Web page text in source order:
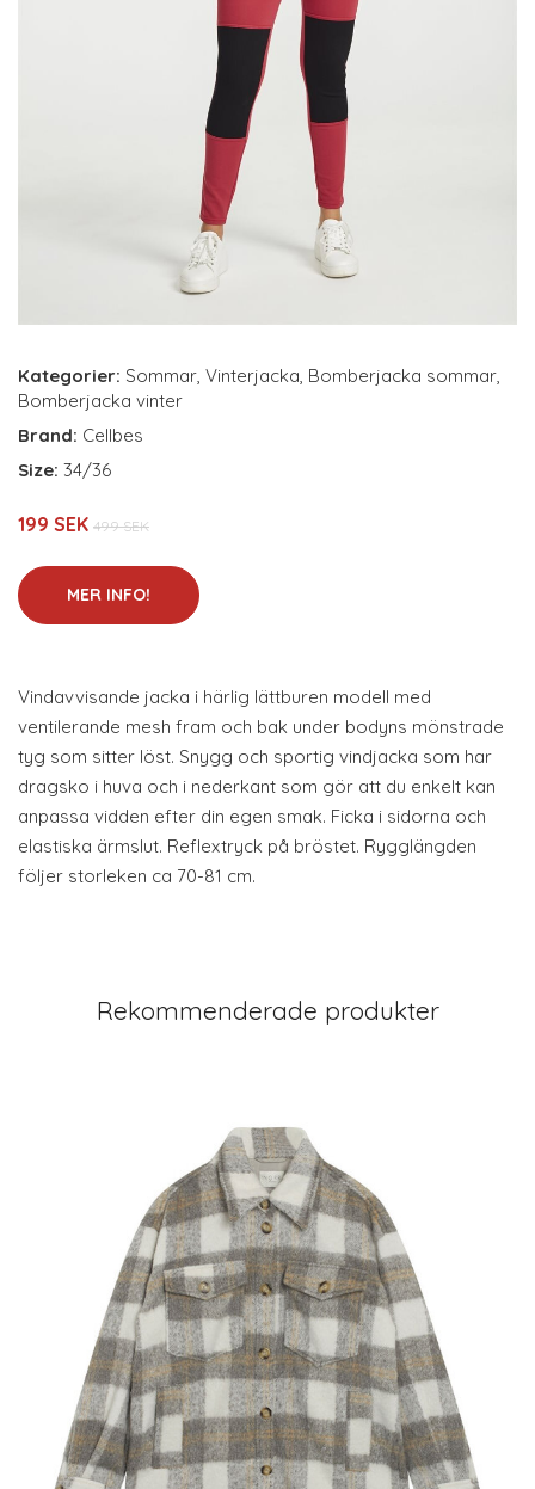
Kategorier: Sommar, Vinterjacka, Bomberjacka sommar,
Bomberjacka vinter
Brand: Cellbes
Size: 34/36
199 SEK 499 SEK
MER INFO!
Vindavvisande jacka i härlig lättburen modell med
ventilerande mesh fram och bak under bodyns mönstrade
tyg som sitter löst. Snygg och sportig vindjacka som har
dragsko i huva och i nederkant som gör att du enkelt kan
anpassa vidden efter din egen smak. Ficka i sidorna och
elastiska ärmslut. Reflextryck på bröstet. Rygglängden
följer storleken ca 70-81 cm.
Rekommenderade produkter